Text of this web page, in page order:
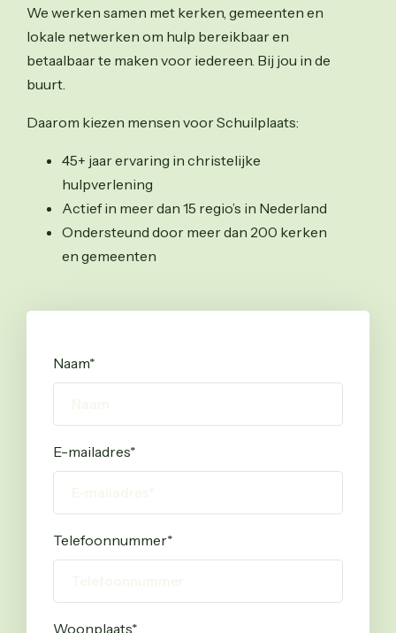
We werken samen met kerken, gemeenten en
lokale netwerken om hulp bereikbaar en
betaalbaar te maken voor iedereen. Bij jou in de
buurt.
Daarom kiezen mensen voor Schuilplaats:
45+ jaar ervaring in christelijke
hulpverlening
Actief in meer dan 15 regio’s in Nederland
Ondersteund door meer dan 200 kerken
en gemeenten
Naam*
E-mailadres*
Telefoonnummer*
Woonplaats*